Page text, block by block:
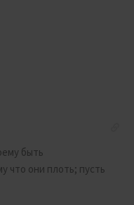
быть
что они плоть; пусть